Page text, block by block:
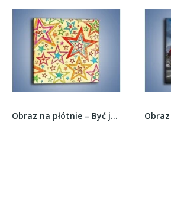
Obraz na płótnie – Być jedna z gwiazd –...